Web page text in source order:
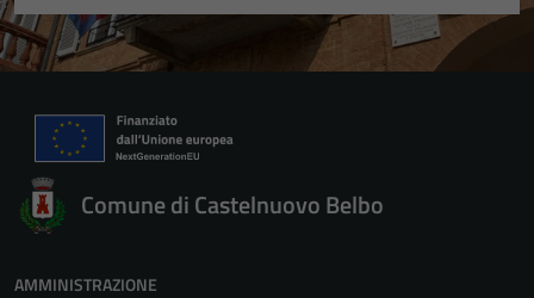
Comune di Castelnuovo Belbo
AMMINISTRAZIONE